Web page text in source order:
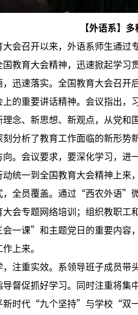
【外语系】
召开以来，外语系师生通过专
国教育大会精神，迅速掀起学习
速落实。全国教育大会召开后
上的重要讲话精神。会议指出，
理念、新思想、新观点，从党和
刻分析了教育工作面临的新形势
向。会议要求，要深化学习，进
动统一到全国教育大会精神上来
员覆盖。通过“西农外语”微
大会专题网络培训；组织教职工
一课”和主题党日的重要内容
上来。
重实效。系领导班子成员带头
导督促抓好学习。同时注重将集
新时代“九个坚持”与学校“双